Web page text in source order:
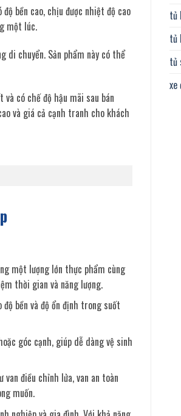
tủ
tủ
tủ
xe
bền cao, chịu được nhiệt độ cao
một lúc.
di chuyển. Sản phẩm này có thể
có chế độ hậu mãi sau bán
và giá cả cạnh tranh cho khách
một lượng lớn thực phẩm cùng
thời gian và năng lượng.
bền và độ ổn định trong suốt
góc cạnh, giúp dễ dàng vệ sinh
điều chỉnh lửa, van an toàn
muốn.